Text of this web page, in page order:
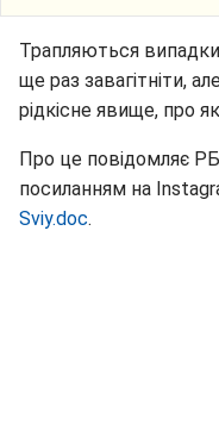
Трапляються
ще раз завагітніти,
рідкісне явище, про
Про це повідомляє
посиланням на
Sviy.doc.